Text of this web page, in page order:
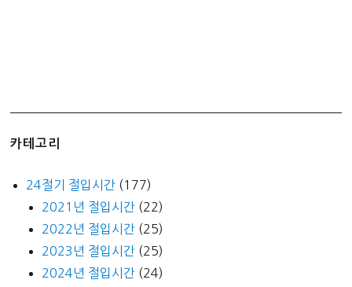
카테고리
24절기 절입시간 (177)
2021년 절입시간 (22)
2022년 절입시간 (25)
2023년 절입시간 (25)
2024년 절입시간 (24)